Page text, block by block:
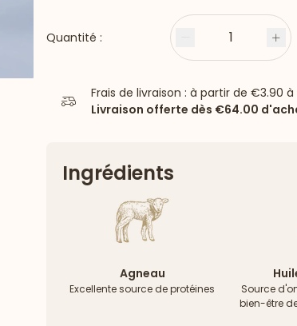
Quantité : Moins 1 Plus
Frais de livraison : à partir de €3.90 à
Livraison offerte dès €64.00
Ingrédients
Agneau
Excellente source de protéines
Source
bien-être